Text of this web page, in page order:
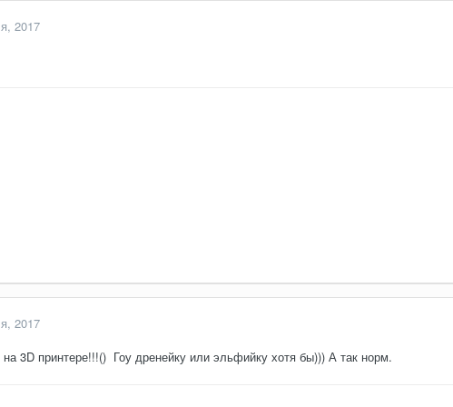
2017
2017
3D принтере!!!() Гоу дренейку или эльфийку хотя бы))) А так норм.